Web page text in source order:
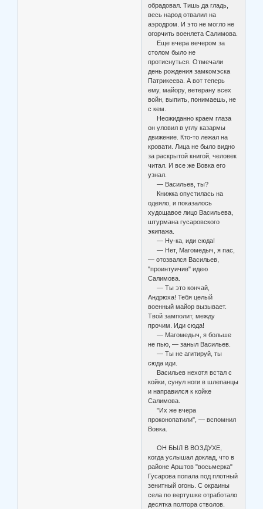
обрадовал. Тишь да гладь,
весь народ отвалил на
аэродром. И это не могло не
огорчить военлета Салимова.
Еще вчера вечером за
столом было не
протиснуться. Отмечали
день рождения замкомэска
Патрикеева. А вот теперь
ему, майору, ветерану всех
войн, выпить, понимаешь, не
с кем.
Неожиданно краем глаза
он уловил в углу казармы
движение. Кто-то лежал на
кровати. Лица не было видно
за раскрытой книгой, человек
читал. И все же Вовка его
узнал.
— Васильев, ты?
Книжка опустилась на
одеяло, и показалось
худощавое лицо Васильева,
штурмана гусаровского
экипажа.
— Ну-ка, иди сюда!
— Нет, Магомедыч, я пас,
— отозвался Васильев,
"проинтуичив" идею
Салимова.
— Ты это кончай,
Андрюха! Тебя целый
военный майор вызывает.
Твой замполит, между
прочим. Иди сюда!
— Магомедыч, я больше
не пью, — заныл Васильев.
— Ты не агитируй, ты
сюда иди.
Васильев нехотя встал с
койки, сунул ноги в шлепанцы
и направился к койке
Салимова.
"Их же вчера
проконопатили", — вспомнил
Вовка.
ОН БЫЛ В ВОЗДУХЕ,
когда услышал доклад, что в
районе Арштов "восьмерка"
Гусарова попала под плотный
зенитный огонь. С окраины
села по вертушке отработало
десятка полтора стволов.